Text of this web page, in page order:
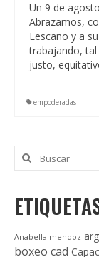
Un 9 de
Abrazamos,
Lescano y a
trabajando,
justo,
empoderadas
Buscar
por:
Anabella mendoz
boxeo cad